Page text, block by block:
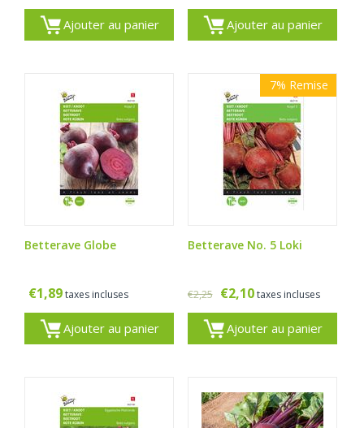
Ajouter au panier Ajouter au panier
Betterave Globe
€1,89taxes incluses
Ajouter au panier
7% Remise
Betterave No. 5 Loki
€2,25 €2,10 taxes incluses
Ajouter au panier